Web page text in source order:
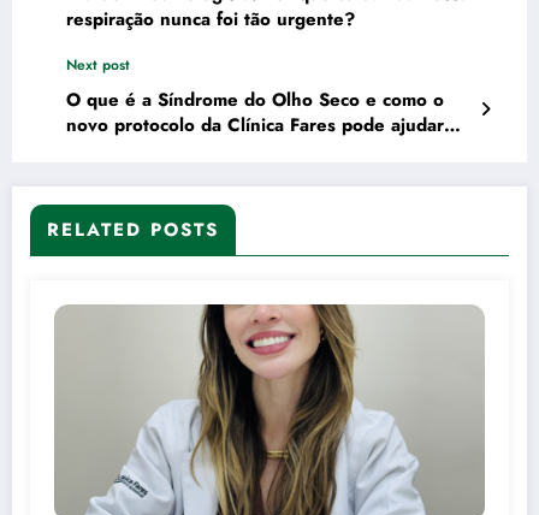
respiração nunca foi tão urgente?
Next post
O que é a Síndrome do Olho Seco e como o
novo protocolo da Clínica Fares pode ajudar
RELATED POSTS